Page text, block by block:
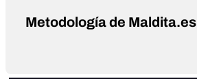
Metodología de Maldita.es